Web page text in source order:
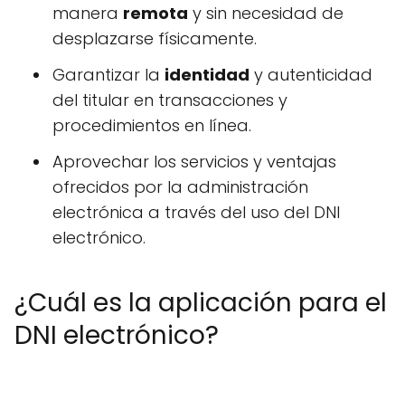
manera remota y sin necesidad de
desplazarse físicamente.
Garantizar la identidad y autenticidad
del titular en transacciones y
procedimientos en línea.
Aprovechar los servicios y ventajas
ofrecidos por la administración
electrónica a través del uso del DNI
electrónico.
¿Cuál es la aplicación para el
DNI electrónico?